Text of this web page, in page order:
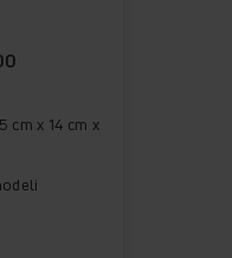
cm x 14 cm x